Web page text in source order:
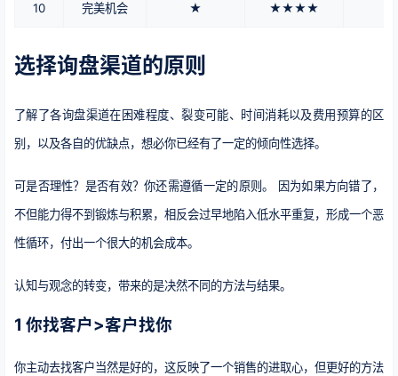
10 完美机会 ★ ★★★★
选择询盘渠道的原则
了解了各询盘渠道在困难程度、裂变可能、时间消耗以及费用预算的区
别，以及各自的优缺点，想必你已经有了一定的倾向性选择。
可是否理性？是否有效？你还需遵循一定的原则。 因为如果方向错了，
不但能力得不到锻炼与积累，相反会过早地陷入低水平重复，形成一个恶
性循环，付出一个很大的机会成本。
认知与观念的转变，带来的是决然不同的方法与结果。
1 你找客户>客户找你
你主动去找客户当然是好的，这反映了一个销售的进取心，但更好的方法